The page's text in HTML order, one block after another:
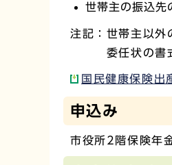
世帯主の振込先
注記：世帯主以外
委任状の書式
国民健康保険出
申込み
市役所2階保険年